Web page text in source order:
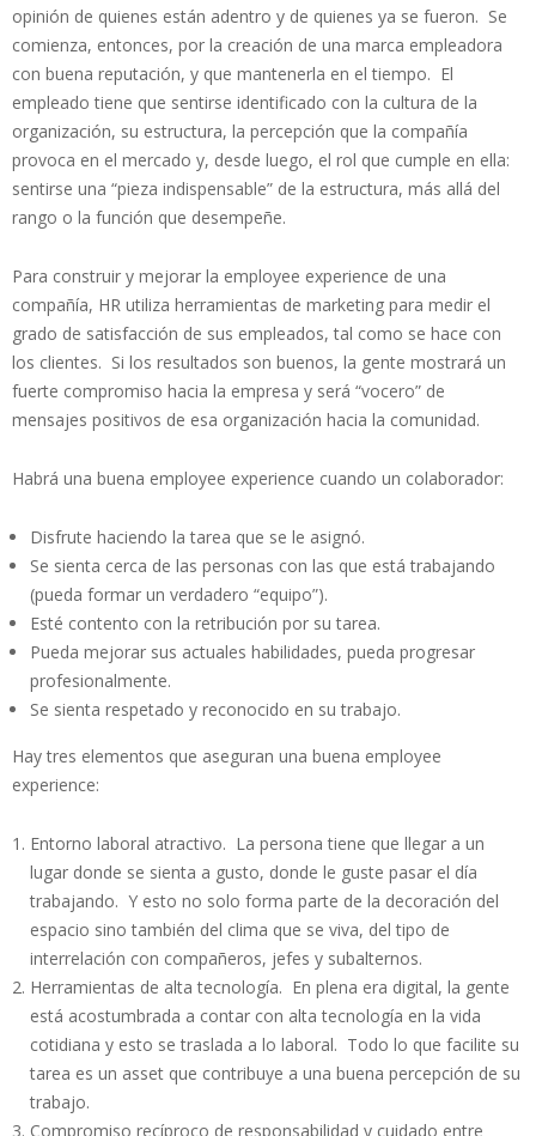
opinión de quienes están adentro y de quienes ya se fueron. Se
comienza, entonces, por la creación de una marca empleadora
con buena reputación, y que mantenerla en el tiempo. El
empleado tiene que sentirse identificado con la cultura de la
organización, su estructura, la percepción que la compañía
provoca en el mercado y, desde luego, el rol que cumple en ella:
sentirse una “pieza indispensable” de la estructura, más allá del
rango o la función que desempeñe.
Para construir y mejorar la employee experience de una
compañía, HR utiliza herramientas de marketing para medir el
grado de satisfacción de sus empleados, tal como se hace con
los clientes. Si los resultados son buenos, la gente mostrará un
fuerte compromiso hacia la empresa y será “vocero” de
mensajes positivos de esa organización hacia la comunidad.
Habrá una buena employee experience cuando un colaborador:
Disfrute haciendo la tarea que se le asignó.
Se sienta cerca de las personas con las que está trabajando
(pueda formar un verdadero “equipo”).
Esté contento con la retribución por su tarea.
Pueda mejorar sus actuales habilidades, pueda progresar
profesionalmente.
Se sienta respetado y reconocido en su trabajo.
Hay tres elementos que aseguran una buena employee
experience:
Entorno laboral atractivo. La persona tiene que llegar a un
lugar donde se sienta a gusto, donde le guste pasar el día
trabajando. Y esto no solo forma parte de la decoración del
espacio sino también del clima que se viva, del tipo de
interrelación con compañeros, jefes y subalternos.
Herramientas de alta tecnología. En plena era digital, la gente
está acostumbrada a contar con alta tecnología en la vida
cotidiana y esto se traslada a lo laboral. Todo lo que facilite su
tarea es un asset que contribuye a una buena percepción de su
trabajo.
Compromiso recíproco de responsabilidad y cuidado entre